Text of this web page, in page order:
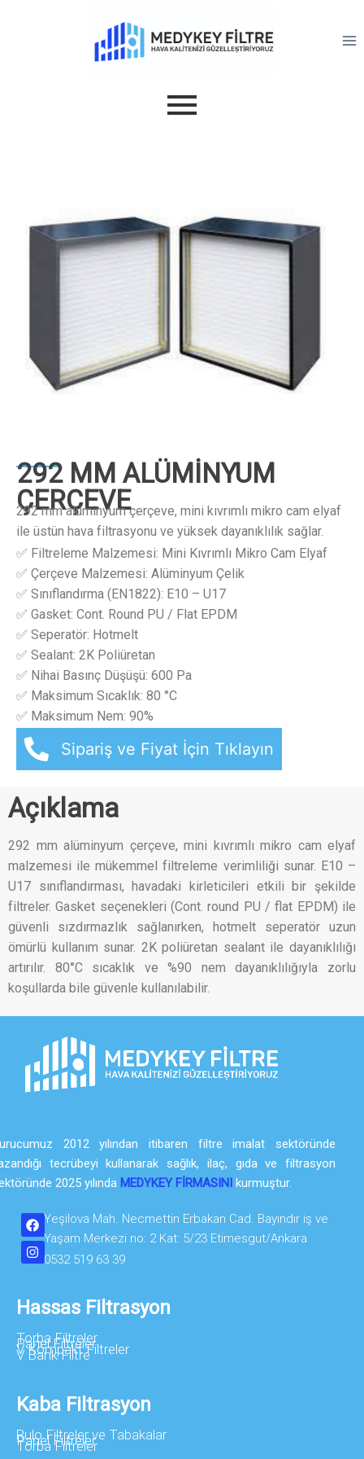
292 MM ALÜMİNYUM
ÇERÇEVE
292 mm alüminyum çerçeve, mini kıvrımlı mikro cam elyaf
ile üstün hava filtrasyonu ve yüksek dayanıklılık sağlar.
✅ Filtreleme Malzemesi: Mini Kıvrımlı Mikro Cam Elyaf
✅ Çerçeve Malzemesi: Alüminyum Çelik
✅ Sınıflandırma (EN1822): E10 – U17
✅ Gasket: Cont. Round PU / Flat EPDM
✅ Seperatör: Hotmelt
✅ Sealant: 2K Poliüretan
✅ Nihai Basınç Düşüşü: 600 Pa
✅ Maksimum Sıcaklık: 80 °C
✅ Maksimum Nem: 90%
Sipariş ve Fiyat İçin Tıklayın
Açıklama
292 mm alüminyum çerçeve, mini kıvrımlı mikro cam elyaf
malzemesi ile mükemmel filtreleme verimliliği sunar. E10 –
U17 sınıflandırması, havadaki kirleticileri etkili bir şekilde
filtreler. Gasket seçenekleri (Cont. round PU / flat EPDM) ile
güvenli sızdırmazlık sağlanırken, hotmelt seperatör uzun
ömürlü kullanım sunar. 2K poliüretan sealant ile dayanıklılığı
artırılır. 80°C sıcaklık ve %90 nem dayanıklılığıyla zorlu
koşullarda bile güvenle kullanılabilir.
2012 yılından itibaren filtre imalat sektöründe
tecrübeyi kullanarak sağlık, ilaç, gıda ve filtrasyon
2025 yılında MEDYKEY FİRMASINI kurmuştur.
Yeşilova Mah. Necmettin Erbakan Cad. Bayındır iş ve
Yaşam Merkezi no: 2 Kat: 5/23 Etimesgut/Ankara
0532 519 63 39
Hassas Filtrasyon
Torba Filtreler
Panel Filtreler
V Kompakt Filtreler
V Bank Filtre
Kaba Filtrasyon
Rulo Filtreler ve Tabakalar
Panel Filtreler
Torba Filtreler